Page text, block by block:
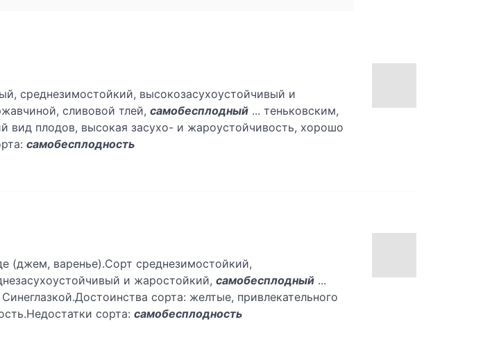
среднезимостойкий, высокозасухоустойчивый и
сливовой тлей, самобесплодный ... теньковским,
вид плодов, высокая засухо- и жароустойчивость, хорошо
самобесплодность
(джем, варенье).Сорт среднезимостойкий,
и жаростойкий, самобесплодный ...
сорта: желтые, привлекательного
сорта: самобесплодность